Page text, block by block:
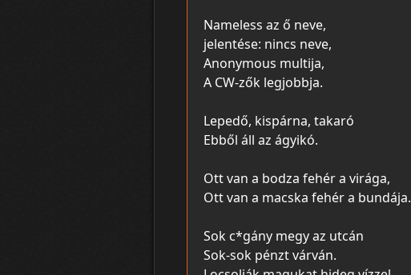
Nameless az ő neve,
jelentése: nincs neve,
Anonymous multija,
A CW-zők legjobbja.
Lepedő, kispárna, takaró
Ebből áll az ágyikó.
Ott van a bodza fehér a virága,
Ott van a macska fehér a bundája.
Sok c*gány megy az utcán
Sok-sok pénzt várván.